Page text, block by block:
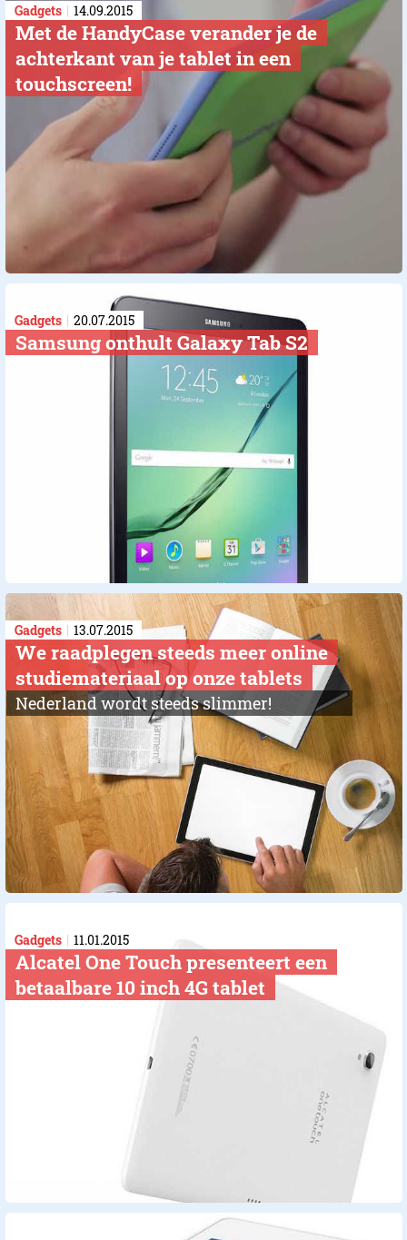
Gadgets 14.09.2015
Met de HandyCase verander je de
achterkant van je tablet in een
touchscreen!
Gadgets 20.07.2015
Samsung onthult Galaxy Tab S2
Gadgets 13.07.2015
We raadplegen steeds meer online
studiemateriaal op onze tablets
Nederland wordt steeds slimmer!
Gadgets 11.01.2015
Alcatel One Touch presenteert een
betaalbare 10 inch 4G tablet